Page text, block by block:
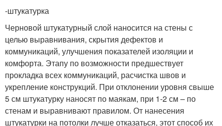
-штукатурка
Черновой штукатурный слой наносится на стены с
целью выравнивания, скрытия дефектов и
коммуникаций, улучшения показателей изоляции и
комфорта. Этапу по возможности предшествует
прокладка всех коммуникаций, расчистка швов и
укрепление конструкций. При отклонении уровня свыше
5 см штукатурку наносят по маякам, при 1-2 см – по
стенам и выравнивают правилом. От нанесения
штукатурки на потолки лучше отказаться, этот способ их